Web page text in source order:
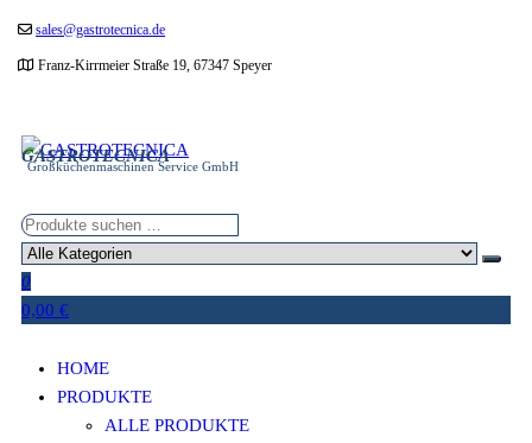
Zumsales@gastrotecnica.de
Franz-Kirrmeier Straße 19, 67347 Speyer
GASTROTECNICA
Großküchenmaschinen Service GmbH
0
0,00 €
HOME
PRODUKTE
ALLE PRODUKTE